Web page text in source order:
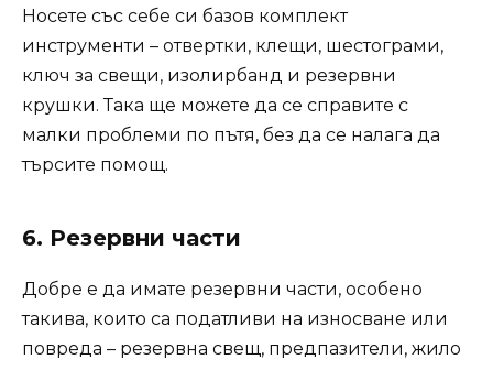
Носете със себе си базов комплект
инструменти – отвертки, клещи, шестограми,
ключ за свещи, изолирбанд и резервни
крушки. Така ще можете да се справите с
малки проблеми по пътя, без да се налага да
търсите помощ.
6. Резервни части
Добре е да имате резервни части, особено
такива, които са податливи на износване или
повреда – резервна свещ, предпазители, жило